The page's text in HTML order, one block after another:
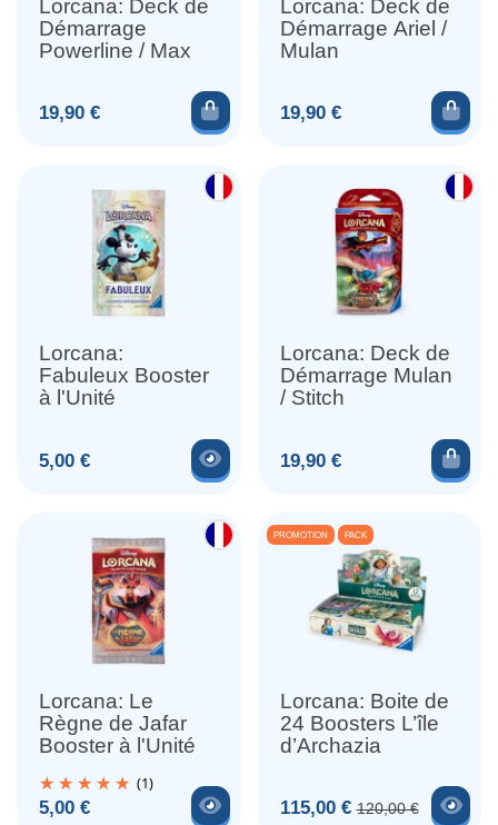
Lorcana: Deck de
Démarrage
Powerline / Max
Prix
19,90 € Ajouter au panier
Lorcana: Deck de
Démarrage Ariel /
Mulan
Prix
19,90 €
Lorcana:
Fabuleux Booster
à l'Unité
Prix
5,00 € Voir le produit
Lorcana: Deck de
Démarrage Mulan
/ Stitch
Prix
19,90 €
Lorcana: Le
Règne de Jafar
Booster à l'Unité
(1)
Prix
5,00 € Voir le produit
Lorcana: Boite de
24 Boosters L’île
d’Archazia
Prix
115,00 €Prix de base
120,00 €
PROMOTION PACK